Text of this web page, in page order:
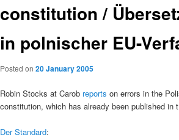
constitution /
in polnischer EU-
Posted on 20 January 2005
Robin Stocks at Carob reports on errors in the
constitution, which has already been published in
Der Standard: